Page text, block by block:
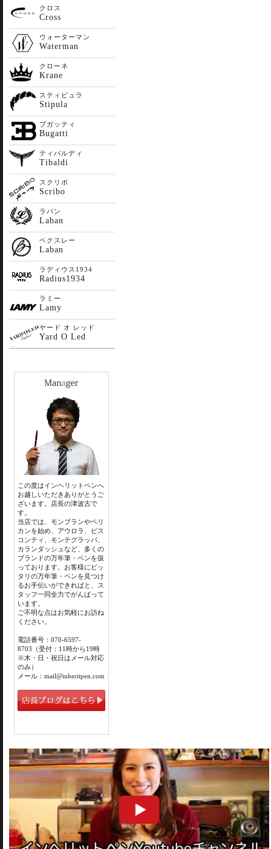
クロス
Cross
ウォーターマン
Waterman
クローネ
Krane
スティピュラ
Stipula
ブガッティ
Bugatti
ティバルディ
Tibaldi
スクリボ
Scribo
ラバン
Laban
ベクスレー
Laban
ラディウス1934
Radius1934
ラミー
Lamy
ヤード オ レッド
Yard O Led
この度はインヘリットペンへ
お越しいただきありがとうご
ざいます。店長の津波古で
す。
当店では、モンブランやペリ
カンを始め、アウロラ、ビス
コンティ、モンテグラッパ、
カランダッシュなど、多くの
ブランドの万年筆・ペンを扱
っております。お客様にピッ
タリの万年筆・ペンを見つけ
るお手伝いができればと、ス
タッフ一同全力でがんばって
います。
ご不明な点はお気軽にお訪ね
ください。
電話番号：070-6597-
8703（受付：11時から19時
※木・日・祝日はメール対応
のみ）
メール：mail@inheritpen.com